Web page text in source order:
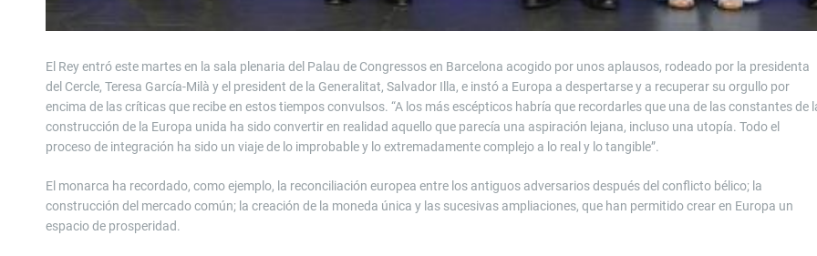
El Rey entró este martes en la sala plenaria del Palau de Congressos en Barcelona acogido por unos aplausos, rodeado por la presidenta
del Cercle, Teresa García-Milà y el president de la Generalitat, Salvador Illa, e instó a Europa a despertarse y a recuperar su orgullo por
encima de las críticas que recibe en estos tiempos convulsos. “A los más escépticos habría que recordarles que una de las constantes de
construcción de la Europa unida ha sido convertir en realidad aquello que parecía una aspiración lejana, incluso una utopía. Todo el
proceso de integración ha sido un viaje de lo improbable y lo extremadamente complejo a lo real y lo tangible”.
El monarca ha recordado, como ejemplo, la reconciliación europea entre los antiguos adversarios después del conflicto bélico; la
construcción del mercado común; la creación de la moneda única y las sucesivas ampliaciones, que han permitido crear en Europa un
espacio de prosperidad.